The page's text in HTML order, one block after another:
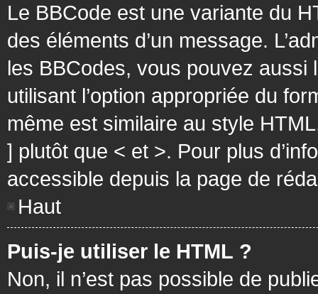
Le BBCode est une variante du
des éléments d’un message.
les BBCodes, vous pouvez
utilisant l’option appropriée du
même est similaire au style
] plutôt que < et >. Pour plus
accessible depuis la page de
Haut
Puis-je utiliser le HTML ?
Non, il n’est pas possible de